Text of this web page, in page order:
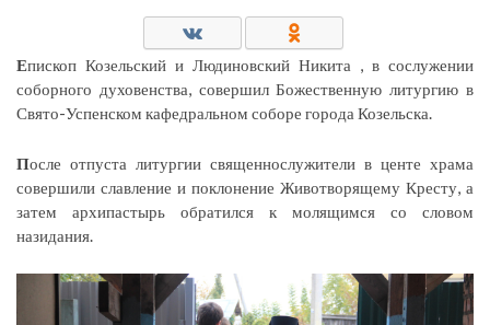
Епископ Козельский и Людиновский Никита , в сослужении
соборного духовенства, совершил Божественную литургию в
Свято-Успенском кафедральном соборе города Козельска.
После отпуста литургии священнослужители в центе храма
совершили славление и поклонение Животворящему Кресту, а
затем архипастырь обратился к молящимся со словом
назидания.